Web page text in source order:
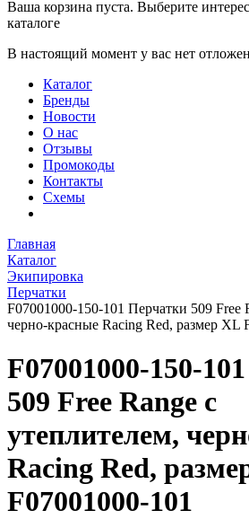
Ваша корзина пуста. Выберите
каталоге
В настоящий момент у вас нет
Каталог
Бренды
Новости
О нас
Отзывы
Промокоды
Контакты
Схемы
Главная
Каталог
Экипировка
Перчатки
F07001000-150-101 Перчатки 509 Free
черно-красные Racing Red, размер XL
F07001000-150-
509 Free Range с
утеплителем,
Racing Red,
F07001000-101